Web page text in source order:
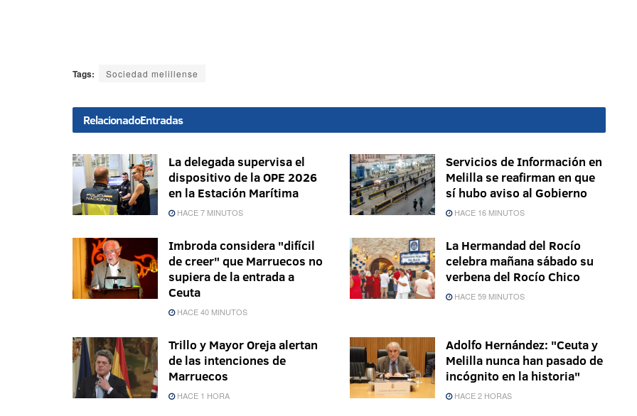
Tags: Sociedad melillense
RelacionadoEntradas
La delegada supervisa el
dispositivo de la OPE 2026
en la Estación Marítima
HACE 7 MINUTOS
Servicios de Información en
Melilla se reafirman en que
sí hubo aviso al Gobierno
HACE 16 MINUTOS
Imbroda considera "difícil
de creer" que Marruecos no
supiera de la entrada a
Ceuta
HACE 40 MINUTOS
La Hermandad del Rocío
celebra mañana sábado su
verbena del Rocío Chico
HACE 59 MINUTOS
Trillo y Mayor Oreja alertan
de las intenciones de
Marruecos
HACE 1 HORA
Adolfo Hernández: "Ceuta y
Melilla nunca han pasado de
incógnito en la historia"
HACE 2 HORAS